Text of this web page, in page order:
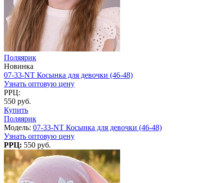
Поляярик
Новинка
07-33-NT Косынка для девочки (46-48)
Узнать оптовую цену
РРЦ:
550 руб.
Купить
Поляярик
Модель: 07-33-NT Косынка для девочки (46-48)
Узнать оптовую цену
РРЦ: 550 руб.